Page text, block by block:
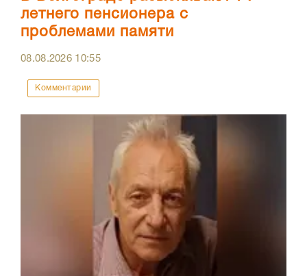
летнего пенсионера с
проблемами памяти
08.08.2026 10:55
Комментарии